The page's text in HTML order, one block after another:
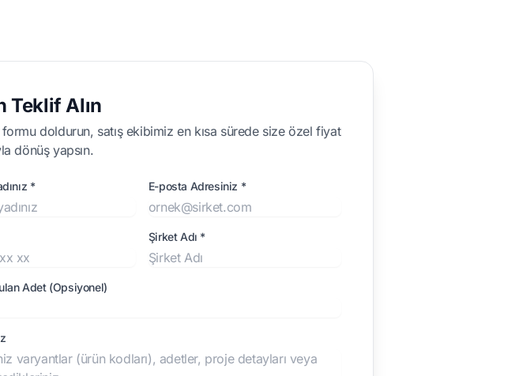
Teklif Alın
formu doldurun, satış ekibimiz en kısa sürede size özel fiyat
dönüş yapsın.
* E-posta Adresiniz *
Şirket Adı *
Adet (Opsiyonel)